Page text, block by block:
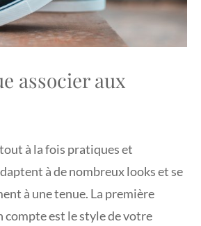
associer aux
à la fois pratiques et
à de nombreux looks et se
à une tenue. La première
compte est le style de votre